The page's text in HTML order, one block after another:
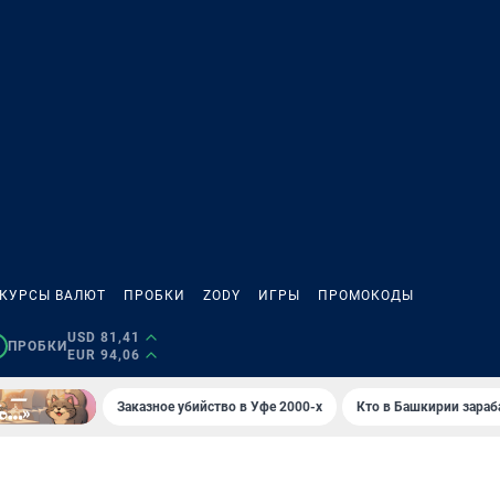
КУРСЫ ВАЛЮТ ПРОБКИ ZODY ИГРЫ ПРОМОКОДЫ
ПРОБКИ
USD 81,41
EUR 94,06
Заказное убийство в Уфе 2000-х Кто в Башкирии